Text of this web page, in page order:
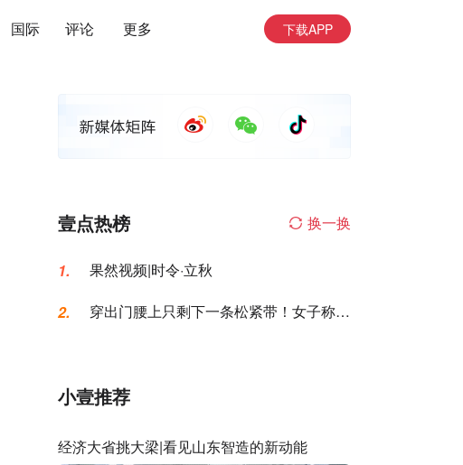
国际 评论 更多 下载APP
壹点热榜 换一换
1. 果然视频|时令·立秋
2.
穿出门腰上只剩下一条松紧带！女子称名
小壹推荐
经济大省挑大梁|看见山东智造的新动能